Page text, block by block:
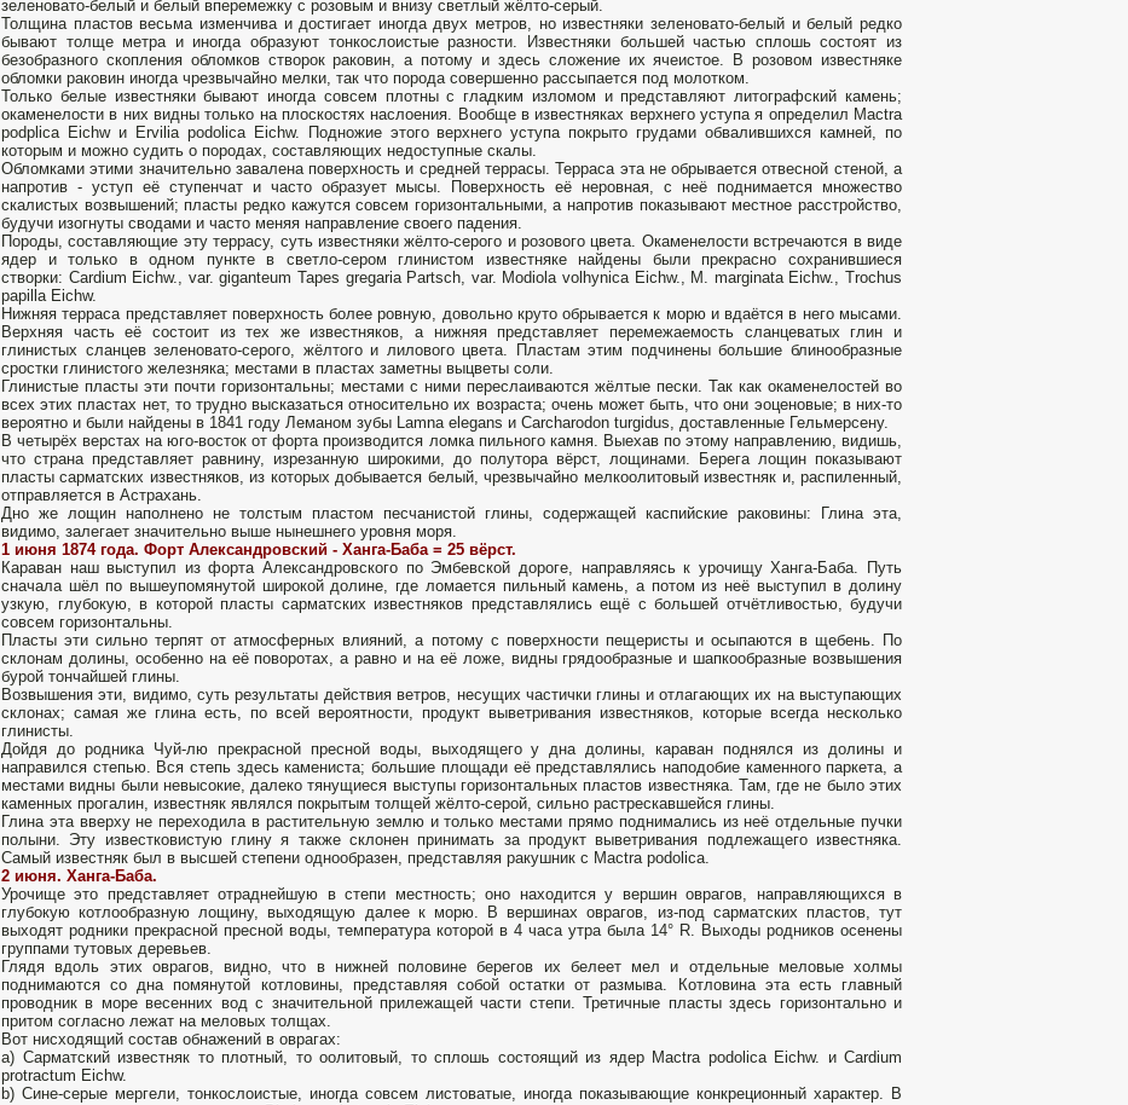
зеленовато-белый и белый вперемежку с розовым и внизу светлый жёлто-серый.
Толщина пластов весьма изменчива и достигает иногда двух метров, но известняки зеленовато-белый и белый редко
бывают толще метра и иногда образуют тонкослоистые разности. Известняки большей частью сплошь состоят из
безобразного скопления обломков створок раковин, а потому и здесь сложение их ячеистое. В розовом известняке
обломки раковин иногда чрезвычайно мелки, так что порода совершенно рассыпается под молотком.
Только белые известняки бывают иногда совсем плотны с гладким изломом и представляют литографский камень;
окаменелости в них видны только на плоскостях наслоения. Вообще в известняках верхнего уступа я определил Mactra
podplica Eichw и Ervilia podolica Eichw. Подножие этого верхнего уступа покрыто грудами обвалившихся камней, по
которым и можно судить о породах, составляющих недоступные скалы.
Обломками этими значительно завалена поверхность и средней террасы. Терраса эта не обрывается отвесной стеной, а
напротив - уступ её ступенчат и часто образует мысы. Поверхность её неровная, с неё поднимается множество
скалистых возвышений; пласты редко кажутся совсем горизонтальными, а напротив показывают местное расстройство,
будучи изогнуты сводами и часто меняя направление своего падения.
Породы, составляющие эту террасу, суть известняки жёлто-серого и розового цвета. Окаменелости встречаются в виде
ядер и только в одном пункте в светло-сером глинистом известняке найдены были прекрасно сохранившиеся
створки: Cardium Eichw., var. giganteum Tapes gregaria Partsch, var. Modiola volhynica Eichw., M. marginata Eichw., Trochus
papilla Eichw.
Нижняя терраса представляет поверхность более ровную, довольно круто обрывается к морю и вдаётся в него мысами.
Верхняя часть её состоит из тех же известняков, а нижняя представляет перемежаемость сланцеватых глин и
глинистых сланцев зеленовато-серого, жёлтого и лилового цвета. Пластам этим подчинены большие блинообразные
сростки глинистого железняка; местами в пластах заметны выцветы соли.
Глинистые пласты эти почти горизонтальны; местами с ними переслаиваются жёлтые пески. Так как окаменелостей во
всех этих пластах нет, то трудно высказаться относительно их возраста; очень может быть, что они эоценовые; в них-то
вероятно и были найдены в 1841 году Леманом зубы Lamna elegans и Carcharodon turgidus, доставленные Гельмерсену.
В четырёх верстах на юго-восток от форта производится ломка пильного камня. Выехав по этому направлению, видишь,
что страна представляет равнину, изрезанную широкими, до полутора вёрст, лощинами. Берега лощин показывают
пласты сарматских известняков, из которых добывается белый, чрезвычайно мелкоолитовый известняк и, распиленный,
отправляется в Астрахань.
Дно же лощин наполнено не толстым пластом песчанистой глины, содержащей каспийские раковины: Глина эта,
видимо, залегает значительно выше нынешнего уровня моря.
1 июня 1874 года. Форт Александровский - Ханга-Баба = 25 вёрст.
Караван наш выступил из форта Александровского по Эмбевской дороге, направляясь к урочищу Ханга-Баба. Путь
сначала шёл по вышеупомянутой широкой долине, где ломается пильный камень, а потом из неё выступил в долину
узкую, глубокую, в которой пласты сарматских известняков представлялись ещё с большей отчётливостью, будучи
совсем горизонтальны.
Пласты эти сильно терпят от атмосферных влияний, а потому с поверхности пещеристы и осыпаются в щебень. По
склонам долины, особенно на её поворотах, а равно и на её ложе, видны грядообразные и шапкообразные возвышения
бурой тончайшей глины.
Возвышения эти, видимо, суть результаты действия ветров, несущих частички глины и отлагающих их на выступающих
склонах; самая же глина есть, по всей вероятности, продукт выветривания известняков, которые всегда несколько
глинисты.
Дойдя до родника Чуй-лю прекрасной пресной воды, выходящего у дна долины, караван поднялся из долины и
направился степью. Вся степь здесь камениста; большие площади её представлялись наподобие каменного паркета, а
местами видны были невысокие, далеко тянущиеся выступы горизонтальных пластов известняка. Там, где не было этих
каменных прогалин, известняк являлся покрытым толщей жёлто-серой, сильно растрескавшейся глины.
Глина эта вверху не переходила в растительную землю и только местами прямо поднимались из неё отдельные пучки
полыни. Эту известковистую глину я также склонен принимать за продукт выветривания подлежащего известняка.
Самый известняк был в высшей степени однообразен, представляя ракушник с Mactra podolica.
2 июня. Ханга-Баба.
Урочище это представляет отраднейшую в степи местность; оно находится у вершин оврагов, направляющихся в
глубокую котлообразную лощину, выходящую далее к морю. В вершинах оврагов, из-под сарматских пластов, тут
выходят родники прекрасной пресной воды, температура которой в 4 часа утра была 14° R. Выходы родников осенены
группами тутовых деревьев.
Глядя вдоль этих оврагов, видно, что в нижней половине берегов их белеет мел и отдельные меловые холмы
поднимаются со дна помянутой котловины, представляя собой остатки от размыва. Котловина эта есть главный
проводник в море весенних вод с значительной прилежащей части степи. Третичные пласты здесь горизонтально и
притом согласно лежат на меловых толщах.
Вот нисходящий состав обнажений в оврагах:
a) Сарматский известняк то плотный, то оолитовый, то сплошь состоящий из ядер Mactra podolica Eichw. и Cardium
protractum Eichw.
b) Сине-серые мергели, тонкослоистые, иногда совсем листоватые, иногда показывающие конкреционный характер. В